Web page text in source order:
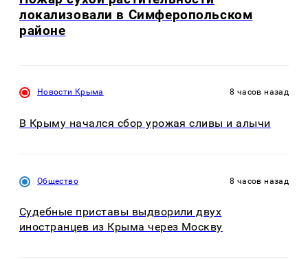
локализовали в Симферопольском
районе
Новости Крыма 8 часов назад
В Крыму начался сбор урожая сливы и алычи
Общество 8 часов назад
Судебные приставы выдворили двух
иностранцев из Крыма через Москву